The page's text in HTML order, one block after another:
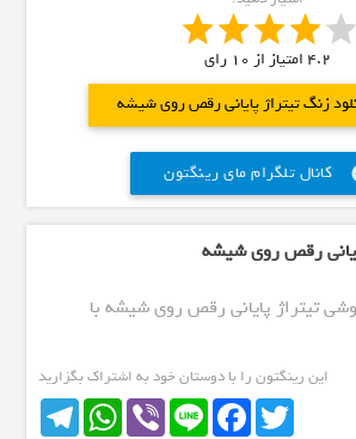
4.2 امتیاز از10 رای
زنگ تیتراژ پایانی رقص روی شیشه
کانال تلگرام مای رینگتون
رقص روی شیشه
تیتراژ پایانی رقص روی شیشه با
این رینگتون را با دوستان خود به اشتراک بگزارید
TelegramWhatsApp Viber Line
FacebookTwitter